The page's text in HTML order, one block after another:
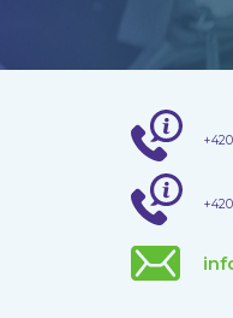
+420
+420